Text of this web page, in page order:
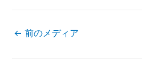
← 前のメディア